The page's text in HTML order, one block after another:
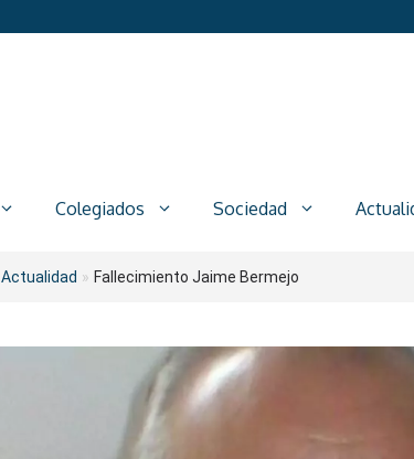
Colegiados Sociedad
Actualidad » Fallecimiento Jaime Bermejo